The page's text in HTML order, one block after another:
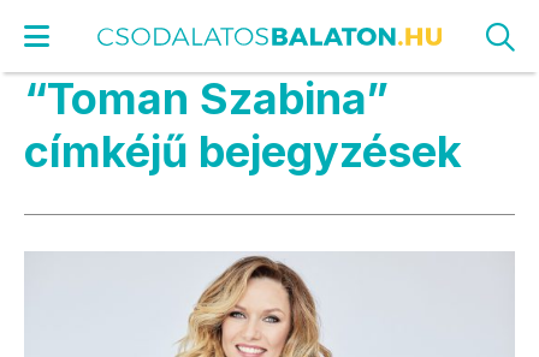
“Toman Szabina”
címkéjű bejegyzések